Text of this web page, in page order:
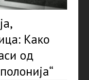
Како
од